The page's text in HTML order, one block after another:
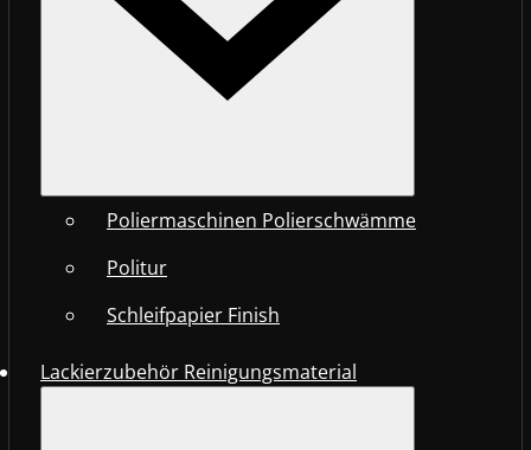
Poliermaschinen Polierschwämme
Politur
Schleifpapier Finish
Lackierzubehör Reinigungsmaterial